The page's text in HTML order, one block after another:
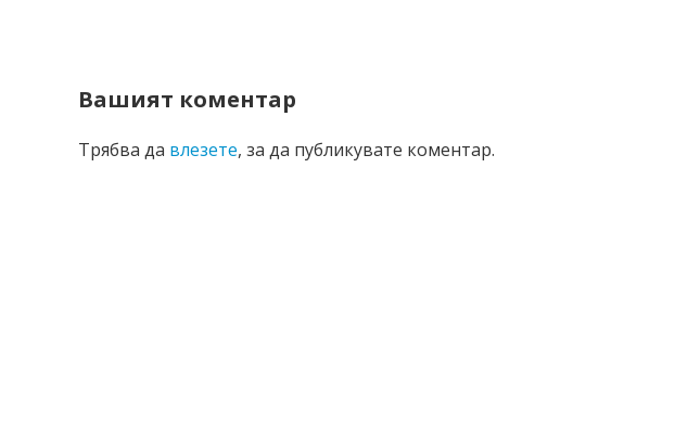
Вашият коментар
Трябва да влезете, за да публикувате коментар.